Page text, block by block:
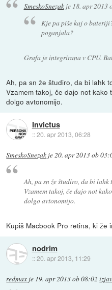
SmeskoSnezakje 18. apr 2013
Kje pa piše kaj o
poganjala?
Grafa je integrirana v CPU.
Ah, pa sn že študiro, da bi lahk
Vzamem takoj, če dajo not
dolgo avtonomijo.
Invictus
::20. apr 2013, 06:28
SmeskoSnezak je20. apr 2013 ob
Ah, pa sn že študiro, da bi
Vzamem takoj, če dajo not
dolgo avtonomijo.
Kupiš Macbook Pro retina, ki že
nodrim
::20. apr 2013, 11:29
redmax je 19. apr 2013 ob 08:02